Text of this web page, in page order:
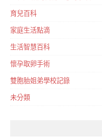
育兒百科
家庭生活點滴
生活智慧百科
懷孕取卵手術
雙胞胎姐弟學校記錄
未分類